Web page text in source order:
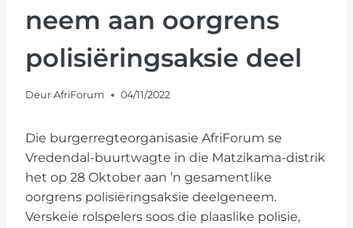
neem aan oorgrens
polisiëringsaksie deel
Deur AfriForum 04/11/2022
Die burgerregteorganisasie AfriForum se
Vredendal-buurtwagte in die Matzikama-distrik
het op 28 Oktober aan ’n gesamentlike
oorgrens polisiëringsaksie deelgeneem.
Verskeie rolspelers soos die plaaslike polisie,